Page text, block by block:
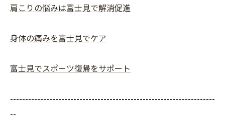
肩こりの悩みは富士見で解消促進
身体の痛みを富士見でケア
富士見でスポーツ復帰をサポート
--------------------------------------------------------------------
--